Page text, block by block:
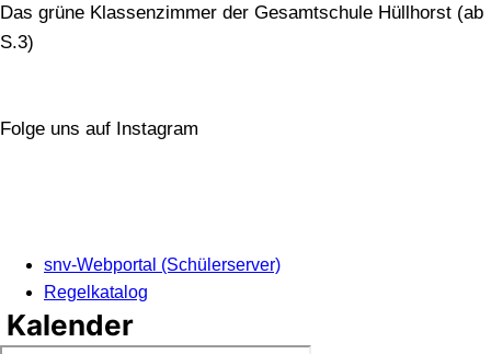
Das grüne Klassenzimmer der Gesamtschule Hüllhorst (ab
S.3)
Folge uns auf Instagram
snv-Webportal (Schülerserver)
Regelkatalog
Kalender